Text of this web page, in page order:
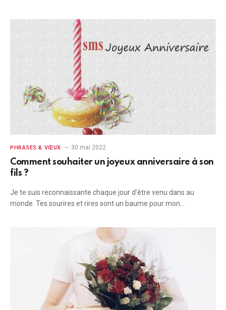
PHRASES & VŒUX 30 mai 2022
Comment souhaiter un joyeux anniversaire à son
fils ?
Je te suis reconnaissante chaque jour d’être venu dans au
monde. Tes sourires et rires sont un baume pour mon…